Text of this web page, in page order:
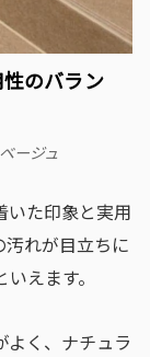
のバラン
ージュ
いた印象と実用
れが目立ちに
えます。
よく、ナチュラ